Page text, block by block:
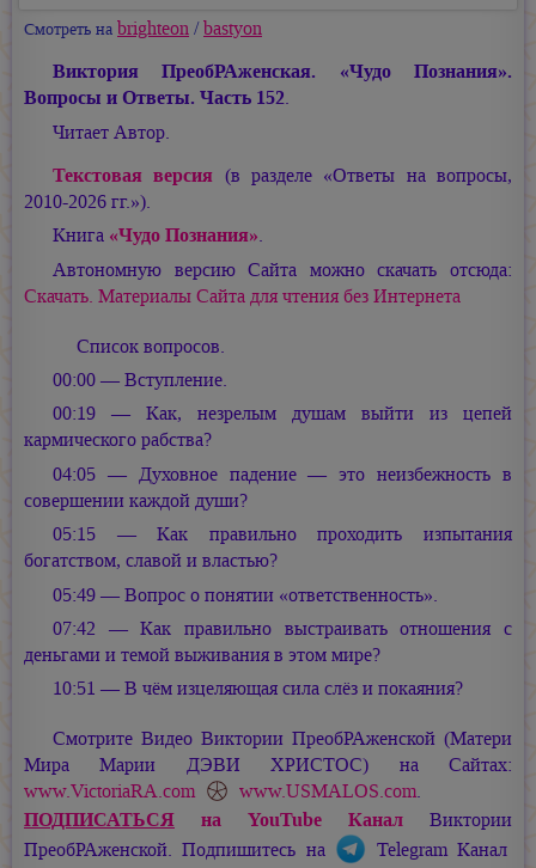
Смотреть на brighteon/bastyon
Виктория ПреобРАженская. «Чудо Познания».
Вопросы и Ответы. Часть 152.
Читает Автор.
Текстовая версия (в разделе «Ответы на вопросы,
2010-2026 гг.»).
Книга «Чудо Познания».
Автономную версию Сайта можно скачать отсюда:
Скачать. Материалы Сайта для чтения без Интернета
Список вопросов.
00:00 — Вступление.
00:19 — Как, незрелым душам выйти из цепей
кармического рабства?
04:05 — Духовное падение — это неизбежность в
совершении каждой души?
05:15 — Как правильно проходить изпытания
богатством, славой и властью?
05:49 — Вопрос о понятии «ответственность».
07:42 — Как правильно выстраивать отношения с
деньгами и темой выживания в этом мире?
10:51 — В чём изцеляющая сила слёз и покаяния?
Смотрите Видео Виктории ПреобРАженской (Матери
МираМарии ДЭВИ ХРИСТОС) на Сайтах:
www.VictoriaRA.com
www.USMALOS.com.
ПОДПИСАТЬСЯ на YouTube Канал Виктории
ПреобРАженской. Подпишитесь на
Telegram Канал